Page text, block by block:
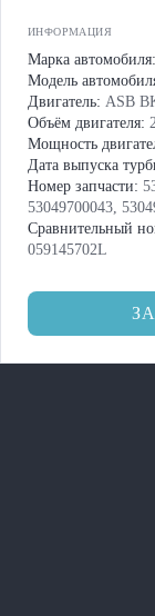
ИНФОРМАЦИЯ
Марка автомобиля:
Модель
Двигатель: ASB
Объём двигателя:
Мощность
Дата выпуска
Номер запчасти:
53049700043,
Сравнительный
059145702L